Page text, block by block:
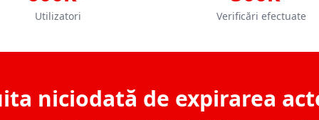
Utilizatori Verificări efectuate
niciodată de expirarea